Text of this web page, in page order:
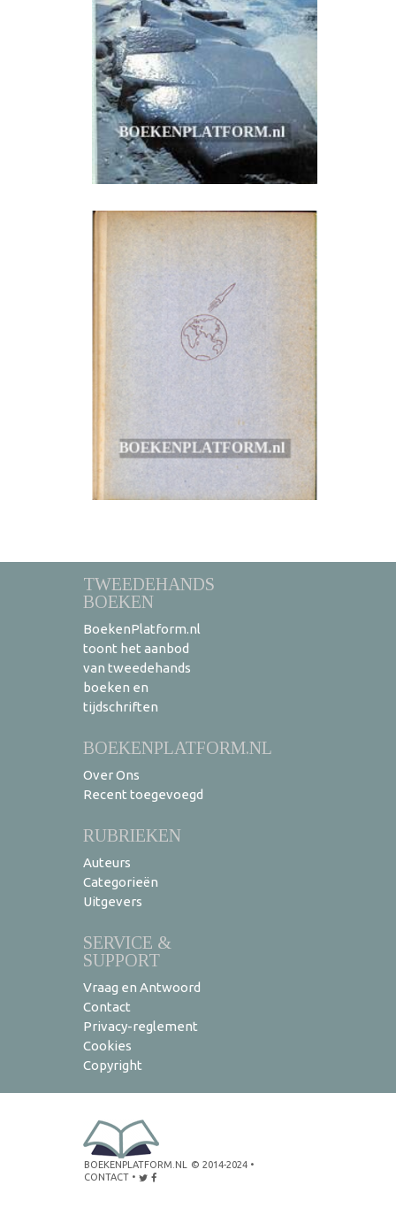
TWEEDEHANDS
BOEKEN
BoekenPlatform.nl
toont het aanbod
van tweedehands
boeken en
tijdschriften
BOEKENPLATFORM.NL
Over Ons
Recent toegevoegd
RUBRIEKEN
Auteurs
Categorieën
Uitgevers
SERVICE &
SUPPORT
Vraag en Antwoord
Contact
Privacy-reglement
Cookies
Copyright
BOEKENPLATFORM.NL © 2014-2024 •
CONTACT •